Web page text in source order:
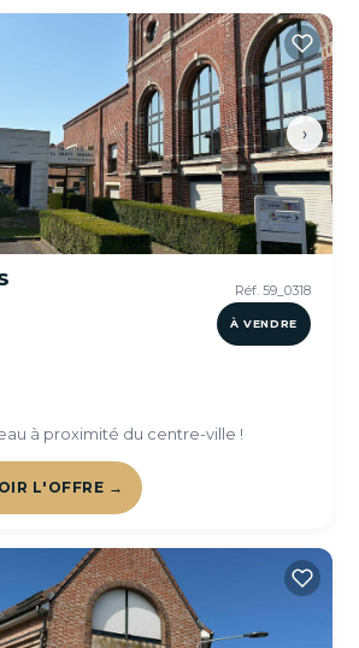
›
Réf. 59_0318
À VENDRE
à proximité du centre-ville !
L'OFFRE →